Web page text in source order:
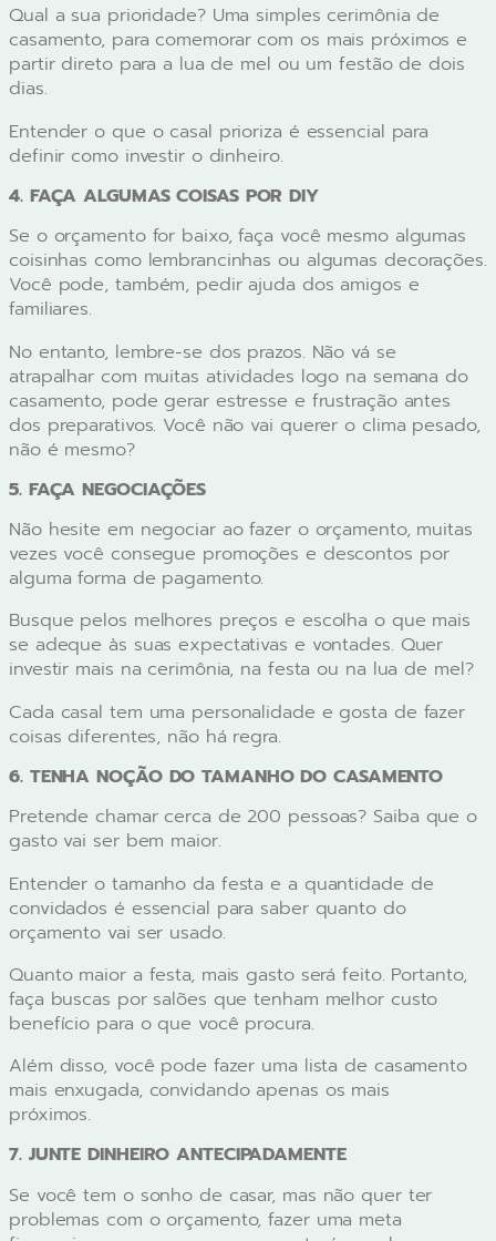
Qual a sua prioridade? Uma simples cerimônia de
casamento, para comemorar com os mais próximos e
partir direto para a lua de mel ou um festão de dois
dias.
Entender o que o casal prioriza é essencial para
definir como investir o dinheiro.
4. FAÇA ALGUMAS COISAS POR DIY
Se o orçamento for baixo, faça você mesmo algumas
coisinhas como lembrancinhas ou algumas decorações.
Você pode, também, pedir ajuda dos amigos e
familiares.
No entanto, lembre-se dos prazos. Não vá se
atrapalhar com muitas atividades logo na semana do
casamento, pode gerar estresse e frustração antes
dos preparativos. Você não vai querer o clima pesado,
não é mesmo?
5. FAÇA NEGOCIAÇÕES
Não hesite em negociar ao fazer o orçamento, muitas
vezes você consegue promoções e descontos por
alguma forma de pagamento.
Busque pelos melhores preços e escolha o que mais
se adeque às suas expectativas e vontades. Quer
investir mais na cerimônia, na festa ou na lua de mel?
Cada casal tem uma personalidade e gosta de fazer
coisas diferentes, não há regra.
6. TENHA NOÇÃO DO TAMANHO DO CASAMENTO
Pretende chamar cerca de 200 pessoas? Saiba que o
gasto vai ser bem maior.
Entender o tamanho da festa e a quantidade de
convidados é essencial para saber quanto do
orçamento vai ser usado.
Quanto maior a festa, mais gasto será feito. Portanto,
faça buscas por salões que tenham melhor custo
benefício para o que você procura.
Além disso, você pode fazer uma lista de casamento
mais enxugada, convidando apenas os mais
próximos.
7. JUNTE DINHEIRO ANTECIPADAMENTE
Se você tem o sonho de casar, mas não quer ter
problemas com o orçamento, fazer uma meta